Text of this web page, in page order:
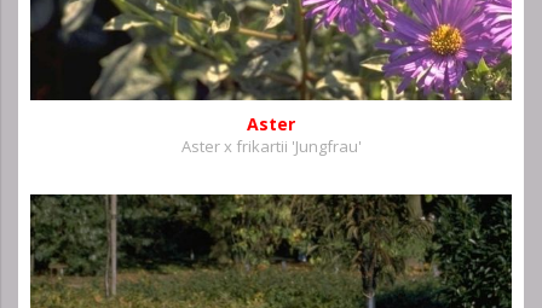
Aster
Aster x frikartii 'Jungfrau'